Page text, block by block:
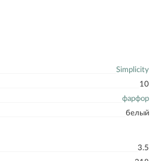
Simplicity
10
фарфор
белый
3.5